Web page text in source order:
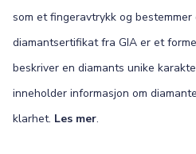
som et fingeravtrykk og
diamantsertifikat fra GIA er et
beskriver en diamants unike
inneholder informasjon om
klarhet. Les mer.